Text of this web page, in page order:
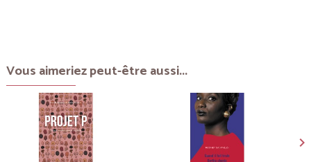
Vous aimeriez peut-être aussi...